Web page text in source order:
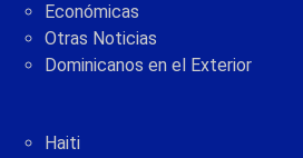
Económicas
Otras Noticias
Dominicanos en el Exterior
Haiti